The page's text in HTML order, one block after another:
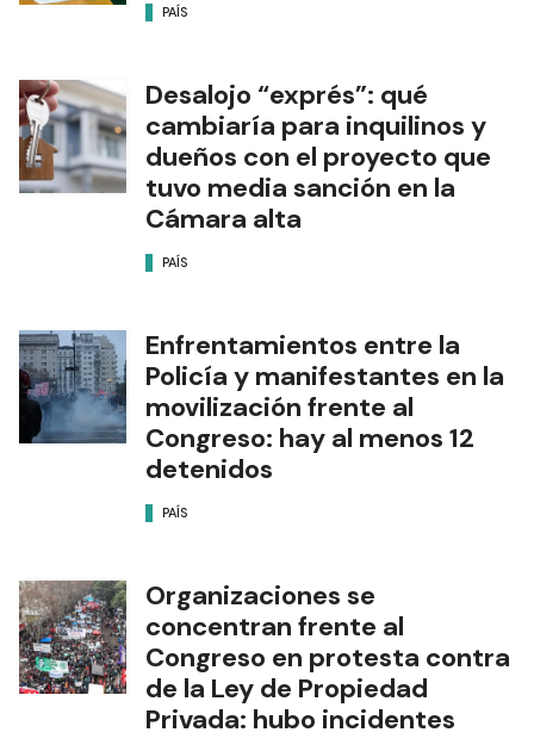
PAÍS
Desalojo “exprés”: qué
cambiaría para inquilinos y
dueños con el proyecto que
tuvo media sanción en la
Cámara alta
PAÍS
Enfrentamientos entre la
Policía y manifestantes en la
movilización frente al
Congreso: hay al menos 12
detenidos
PAÍS
Organizaciones se
concentran frente al
Congreso en protesta contra
de la Ley de Propiedad
Privada: hubo incidentes